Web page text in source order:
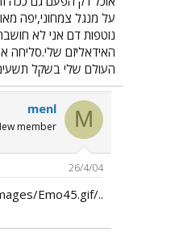
על מנגל צמחוני,יפה
נוטפות דם אני לא
האידאליזם שלי.סליחה
העולם שלי בשקל
M
menl
member
26/4/04
../images/Emo45.gif